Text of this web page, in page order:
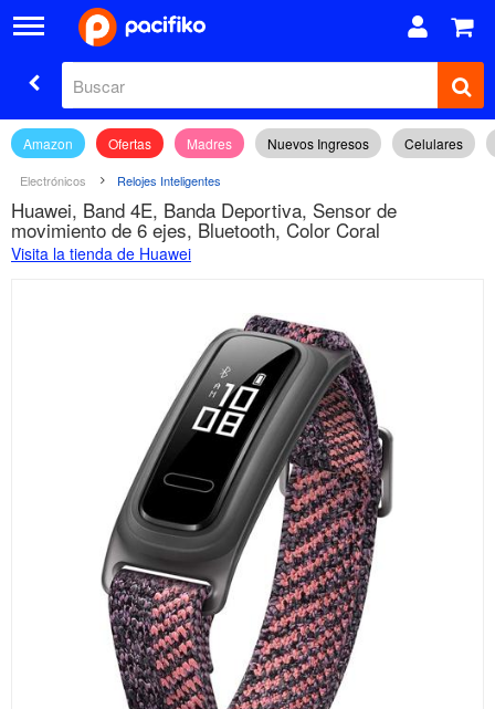
Amazon Ofertas Madres Nuevos Ingresos Celulares
Electrónicos Relojes Inteligentes
Huawei, Band 4E, Banda Deportiva, Sensor de
movimiento de 6 ejes, Bluetooth, Color Coral
Visita la tienda de Huawei